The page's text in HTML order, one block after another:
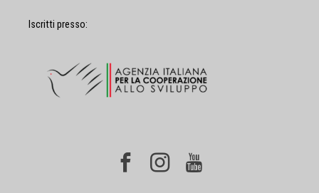
Iscritti presso: